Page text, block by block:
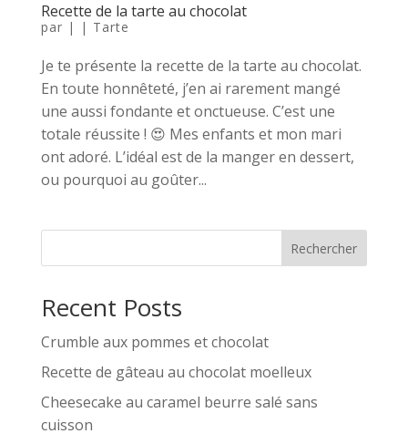
Recette de la tarte au chocolat
par | | Tarte
Je te présente la recette de la tarte au chocolat.
En toute honnêteté, j’en ai rarement mangé
une aussi fondante et onctueuse. C’est une
totale réussite ! 😍 Mes enfants et mon mari
ont adoré. L’idéal est de la manger en dessert,
ou pourquoi au goûter...
Rechercher
Recent Posts
Crumble aux pommes et chocolat
Recette de gâteau au chocolat moelleux
Cheesecake au caramel beurre salé sans
cuisson